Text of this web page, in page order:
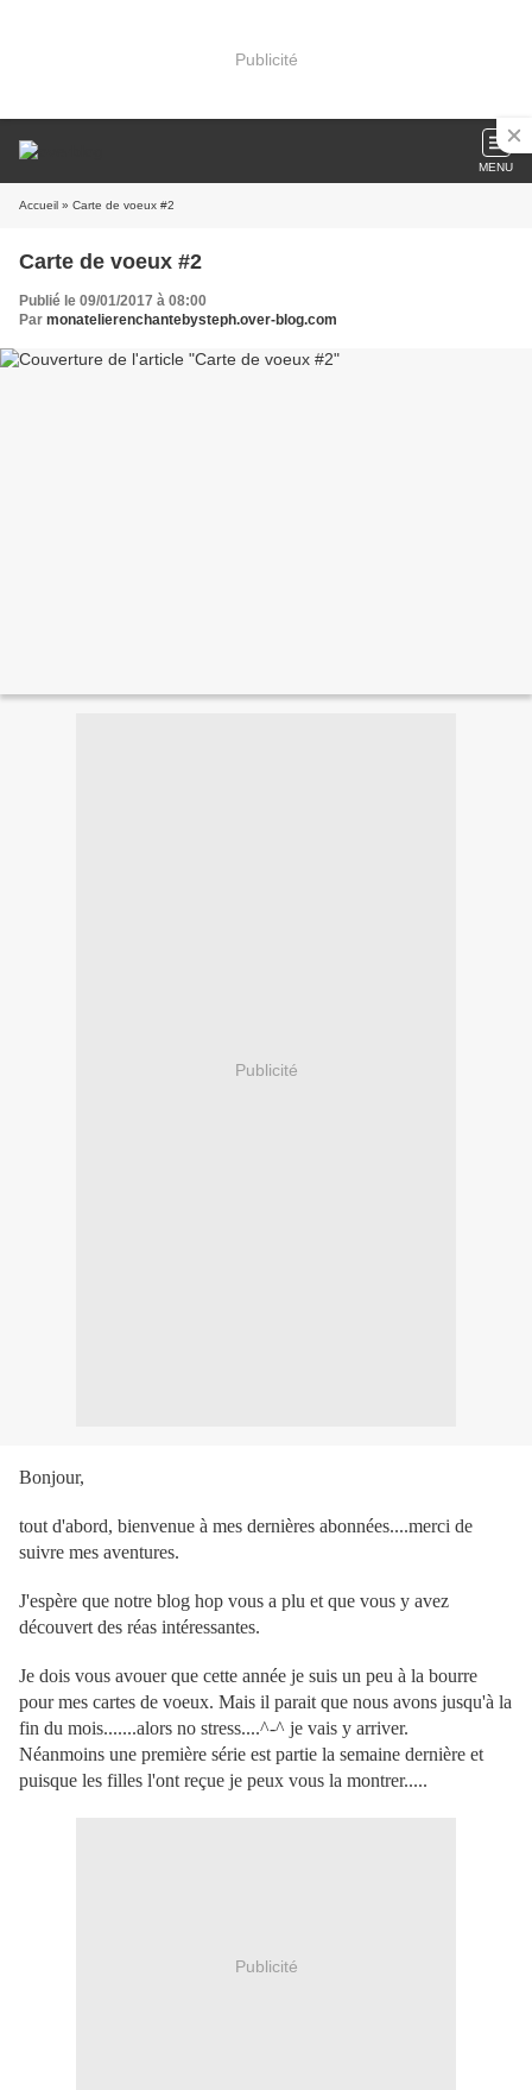
Publicité
MENU
Accueil » Carte de voeux #2
Carte de voeux #2
Publié le 09/01/2017 à 08:00
Par monatelierenchantebysteph.over-blog.com
Publicité
Bonjour,
tout d'abord, bienvenue à mes dernières abonnées....merci de
suivre mes aventures.
J'espère que notre blog hop vous a plu et que vous y avez
découvert des réas intéressantes.
Je dois vous avouer que cette année je suis un peu à la bourre
pour mes cartes de voeux. Mais il parait que nous avons jusqu'à la
fin du mois.......alors no stress....^-^ je vais y arriver.
Néanmoins une première série est partie la semaine dernière et
puisque les filles l'ont reçue je peux vous la montrer.....
Publicité